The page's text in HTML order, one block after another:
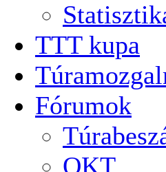
TTT kupa
Fórumok
OKT